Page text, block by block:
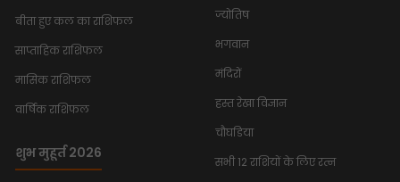
बीता हुए कल का राशिफल
साप्ताहिक राशिफल
मासिक राशिफल
वार्षिक राशिफल
शुभ मुहूर्त 2026
ज्योतिष
भगवान
मंदिरों
हस्त रेखा विज्ञान
चौघडिया
सभी 12 राशियों के लिए रत्न